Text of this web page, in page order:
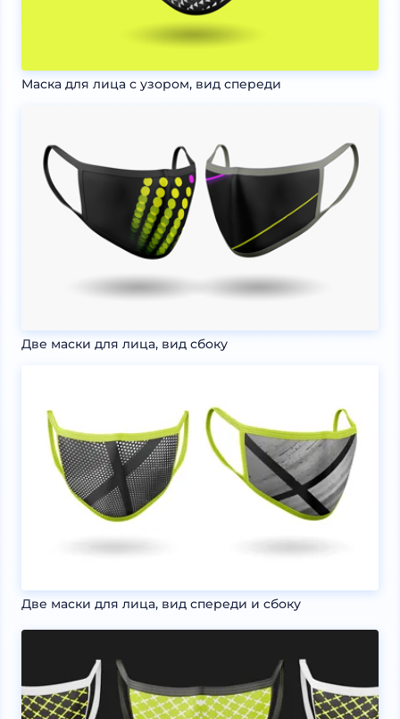
Маска для лица с узором, вид спереди
Две маски для лица, вид сбоку
Две маски для лица, вид спереди и сбоку